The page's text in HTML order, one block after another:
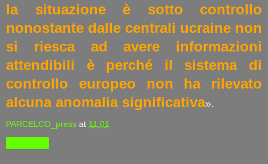
la situazione è sotto controllo
nonostante dalle centrali ucraine non
si riesca ad avere informazioni
attendibili è perché il sistema di
controllo europeo non ha rilevato
alcuna anomalia significativa».
PARCELCO_press at 11:01